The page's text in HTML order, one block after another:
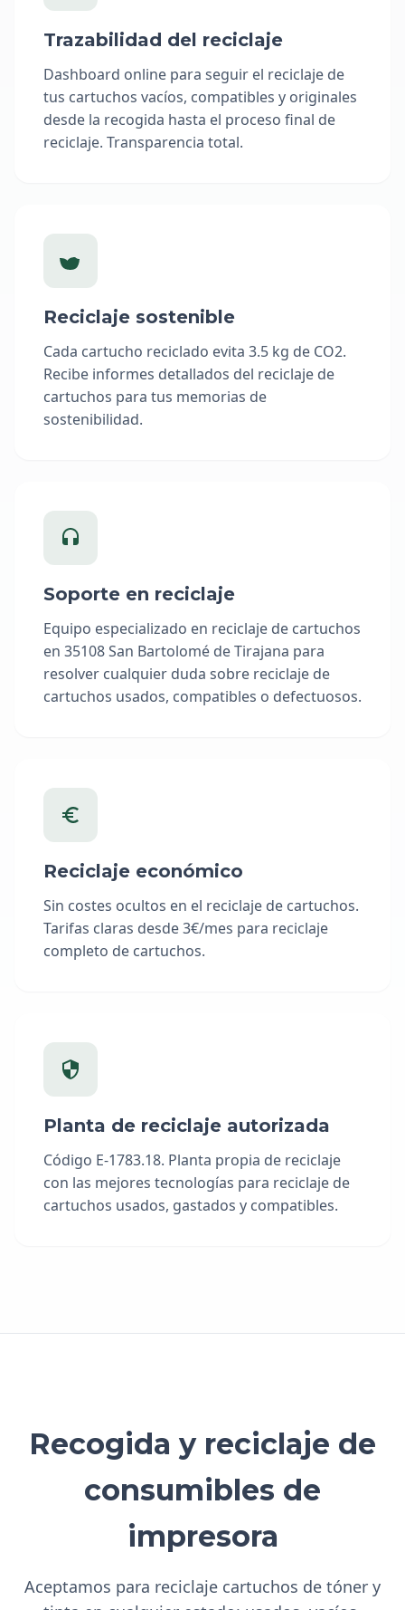
Trazabilidad del reciclaje
Dashboard online para seguir el reciclaje de
tus cartuchos vacíos, compatibles y originales
desde la recogida hasta el proceso final de
reciclaje. Transparencia total.
Reciclaje sostenible
Cada cartucho reciclado evita 3.5 kg de CO2.
Recibe informes detallados del reciclaje de
cartuchos para tus memorias de
sostenibilidad.
Soporte en reciclaje
Equipo especializado en reciclaje de cartuchos
en 35108 San Bartolomé de Tirajana para
resolver cualquier duda sobre reciclaje de
cartuchos usados, compatibles o defectuosos.
Reciclaje económico
Sin costes ocultos en el reciclaje de cartuchos.
Tarifas claras desde 3€/mes para reciclaje
completo de cartuchos.
Planta de reciclaje autorizada
Código E-1783.18. Planta propia de reciclaje
con las mejores tecnologías para reciclaje de
cartuchos usados, gastados y compatibles.
Recogida y reciclaje de
consumibles de
impresora
Aceptamos para reciclaje cartuchos de tóner y